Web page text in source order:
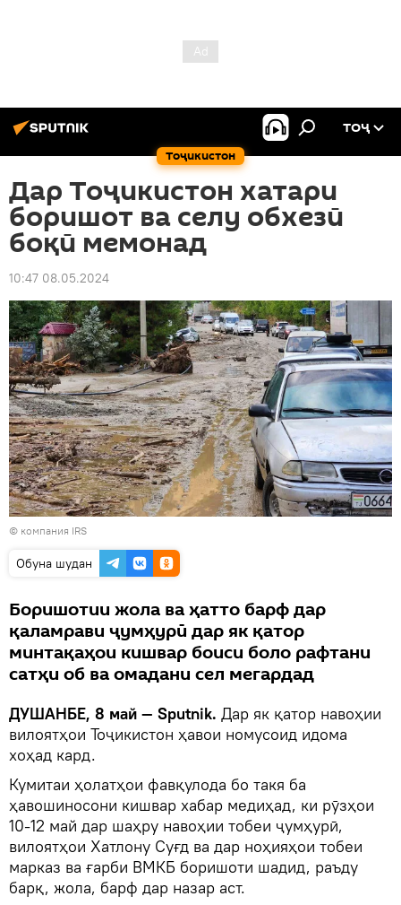
Тоҷикистон
ТОҶ
Дар Тоҷикистон хатари
боришот ва селу обхезӣ
боқӣ мемонад
10:47 08.05.2024
© компания IRS
Обуна шудан
Боришотии жола ва ҳатто барф дар
қаламрави ҷумҳурӣ дар як қатор
минтақаҳои кишвар боиси боло рафтани
сатҳи об ва омадани сел мегардад
ДУШАНБЕ, 8 май — Sputnik. Дар як қатор навоҳии
вилоятҳои Тоҷикистон ҳавои номусоид идома
хоҳад кард.
Кумитаи ҳолатҳои фавқулода бо такя ба
ҳавошиносони кишвар хабар медиҳад, ки рӯзҳои
10-12 май дар шаҳру навоҳии тобеи ҷумҳурӣ,
вилоятҳои Хатлону Суғд ва дар ноҳияҳои тобеи
марказ ва ғарби ВМКБ боришоти шадид, раъду
барқ, жола, барф дар назар аст.